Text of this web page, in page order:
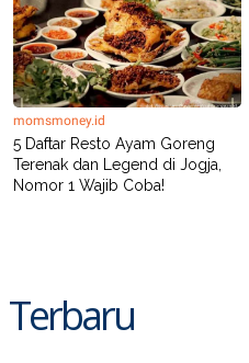
momsmoney.id
5 Daftar Resto Ayam Goreng
Terenak dan Legend di Jogja,
Nomor 1 Wajib Coba!
Terbaru